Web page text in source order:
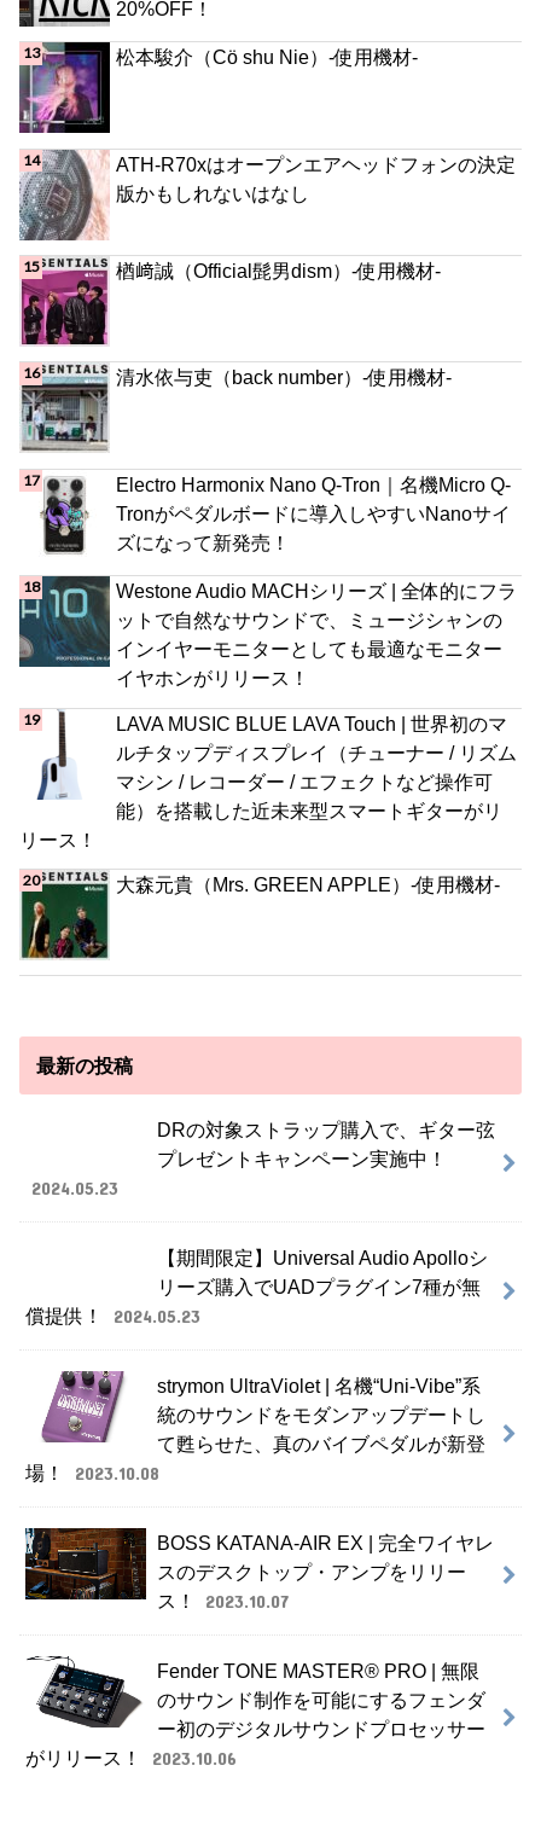
20%OFF！
松本駿介（Cö shu Nie）-使用機材-
ATH-R70xはオープンエアヘッドフォンの決定
版かもしれないはなし
楢﨑誠（Official髭男dism）-使用機材-
清水依与吏（back number）-使用機材-
Electro Harmonix Nano Q-Tron｜名機Micro Q-
Tronがペダルボードに導入しやすいNanoサイ
ズになって新発売！
Westone Audio MACHシリーズ | 全体的にフラ
ットで自然なサウンドで、ミュージシャンの
インイヤーモニターとしても最適なモニター
イヤホンがリリース！
LAVA MUSIC BLUE LAVA Touch | 世界初のマ
ルチタップディスプレイ（チューナー / リズム
マシン / レコーダー / エフェクトなど操作可
能）を搭載した近未来型スマートギターがリ
リース！
大森元貴（Mrs. GREEN APPLE）-使用機材-
最新の投稿
DRの対象ストラップ購入で、ギター弦
プレゼントキャンペーン実施中！
2024.05.23
【期間限定】Universal Audio Apolloシ
リーズ購入でUADプラグイン7種が無
償提供！
2024.05.23
strymon UltraViolet | 名機“Uni-Vibe”系
統のサウンドをモダンアップデートし
て甦らせた、真のバイブペダルが新登
場！
2023.10.08
BOSS KATANA-AIR EX | 完全ワイヤレ
スのデスクトップ・アンプをリリー
ス！
2023.10.07
Fender TONE MASTER® PRO | 無限
のサウンド制作を可能にするフェンダ
ー初のデジタルサウンドプロセッサー
がリリース！
2023.10.06